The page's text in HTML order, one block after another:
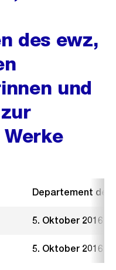
des ewz,
und
Departement der
5. Oktober 2016
5. Oktober 2016